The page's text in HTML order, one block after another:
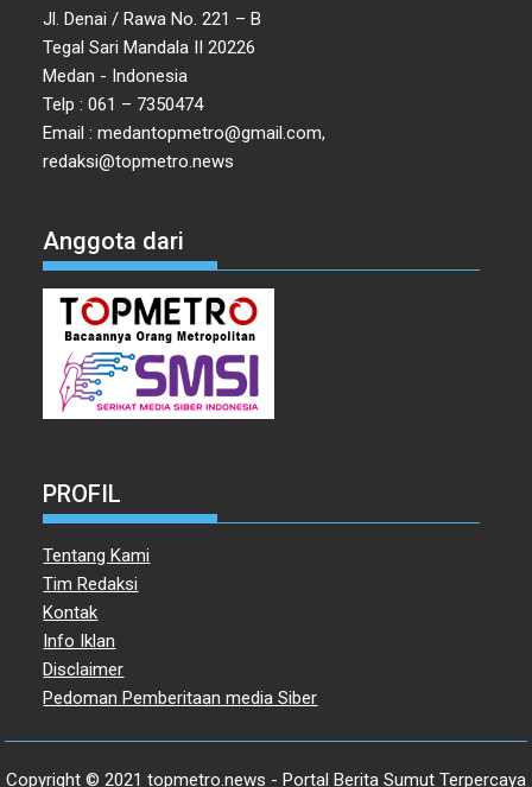
Jl. Denai / Rawa No. 221 – B
Tegal Sari Mandala II 20226
Medan - Indonesia
Telp : 061 – 7350474
Email : medantopmetro@gmail.com,
redaksi@topmetro.news
Anggota dari
PROFIL
Tentang Kami
Tim Redaksi
Kontak
Info Iklan
Disclaimer
Pedoman Pemberitaan media Siber
Copyright © 2021 topmetro.news - Portal Berita Sumut Terpercaya